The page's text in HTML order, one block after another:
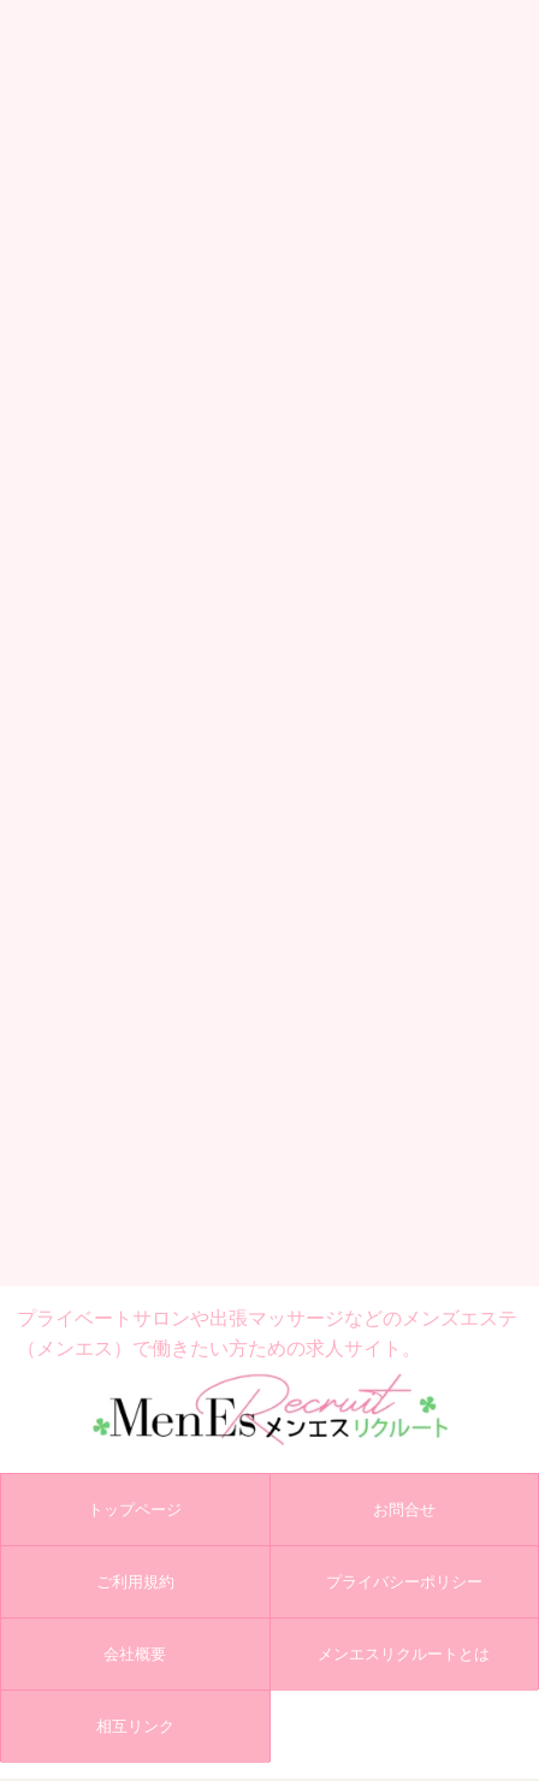
プライベートサロンや出張マッサージなどの メンズエステ
（メンエス）で働きたい方ための求人サイト。
トップページ お問合せ
ご利用規約 プライバシーポリシー
会社概要 メンエスリクルートとは
相互リンク